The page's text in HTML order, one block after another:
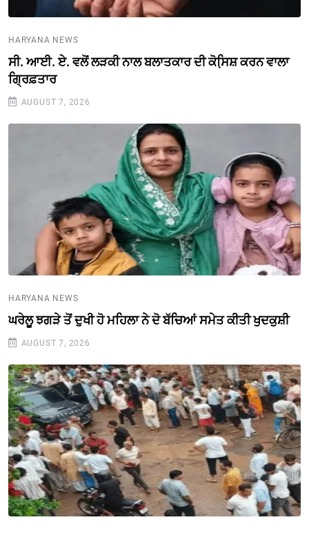
HARYANA NEWS
ਸੀ. ਆਈ. ਏ. ਵਲੋਂ ਲੜਕੀ ਨਾਲ ਬਲਾਤਕਾਰ ਦੀ ਕੋਸਿ਼ਸ਼ ਕਰਨ ਵਾਲਾ
ਗ੍ਰਿਫ਼ਤਾਰ
AUGUST 7, 2026
HARYANA NEWS
ਘਰੇਲੂ ਝਗੜੇ ਤੋਂ ਦੁਖੀ ਹੋ ਮਹਿਲਾ ਨੇ ਦੋ ਬੱਚਿਆਂ ਸਮੇਤ ਕੀਤੀ ਖੁਦਕੁਸ਼ੀ
AUGUST 7, 2026